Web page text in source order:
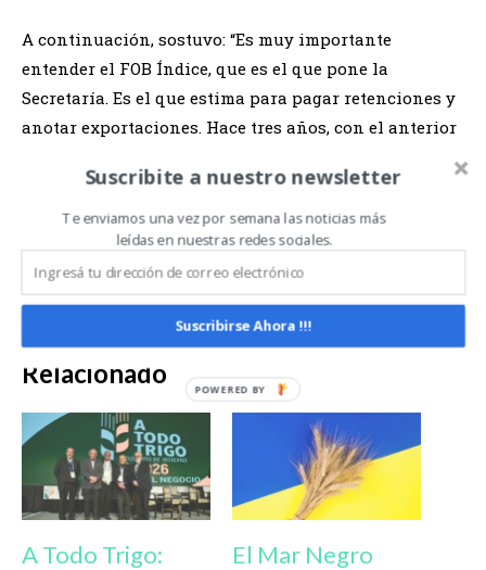
A continuación, sostuvo: “Es muy importante
entender el FOB Índice, que es el que pone la
Secretaría. Es el que estima para pagar retenciones y
anotar exportaciones. Hace tres años, con el anterior
millones de toneladas a entre 40 y 50 dólares menos
de lo que tendría que ser, y eso fue una estafa para
mí”. En su conclusión, Erize afirmó: “No repitamos
esas cosas, no olvidemos de dónde venimos”.
Relacionado
A Todo Trigo:
El Mar Negro
Suscribite a nuestro newsletter
Te enviamos una vez por semana las noticias más
leídas en nuestras redes sociales.
Suscribirse Ahora !!!